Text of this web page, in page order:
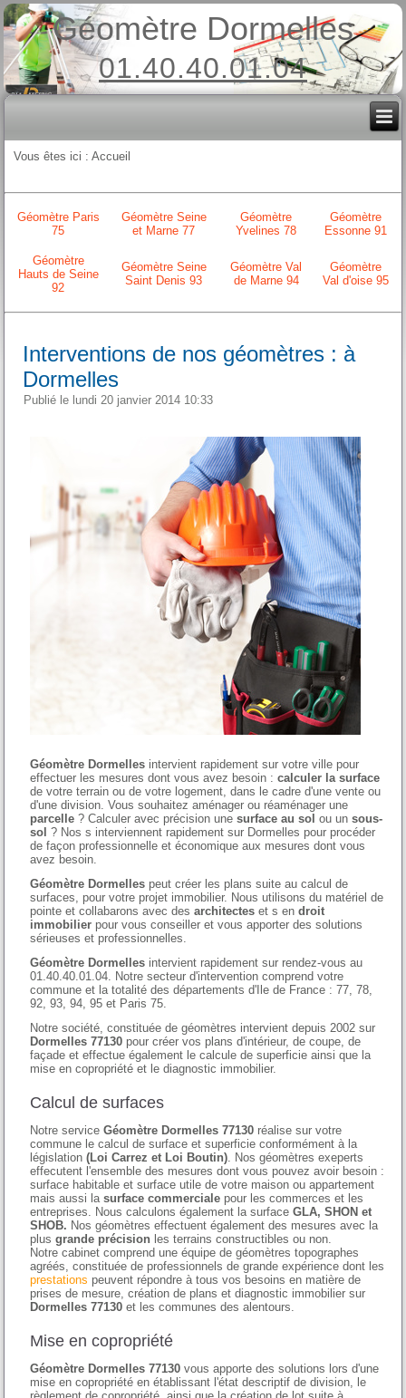
Géomètre Dormelles
01.40.40.01.04
Vous êtes ici :Accueil
Géomètre Paris
75
Géomètre Seine
et Marne 77
Géomètre
Yvelines 78
Géomètre
Essonne 91
Géomètre
Hauts de Seine
92
Géomètre Seine
Saint Denis 93
Géomètre Val
de Marne 94
Géomètre
Val d'oise 95
Interventions de nos géomètres : à
Dormelles
Publié le lundi 20 janvier 2014 10:33
Géomètre Dormelles intervient rapidement sur votre ville pour
effectuer les mesures dont vous avez besoin :calculer la surface
de votre terrain ou de votre logement, dans le cadre d'une vente ou
d'une division. Vous souhaitez aménager ou réaménager une
parcelle ? Calculer avec précision unesurface au sol ou unsous-
sol ? Nos s interviennent rapidement sur Dormelles pour procéder
de façon professionnelle et économique aux mesures dont vous
avez besoin.
Géomètre Dormelles peut créer les plans suite au calcul de
surfaces, pour votre projet immobilier. Nous utilisons du matériel de
pointe et collabarons avec desarchitectes et s endroit
immobilier pour vous conseiller et vous apporter des solutions
sérieuses et professionnelles.
Géomètre Dormelles intervient rapidement sur rendez-vous au
01.40.40.01.04. Notre secteur d'intervention comprend votre
commune et la totalité des départements d'Ile de France : 77, 78,
92, 93, 94, 95 et Paris 75.
Notre société, constituée de géomètres intervient depuis 2002 sur
Dormelles 77130 pour créer vos plans d'intérieur, de coupe, de
façade et effectue également le calcule de superficie ainsi que la
mise en copropriété et le diagnostic immobilier.
Calcul de surfaces
Notre serviceGéomètre Dormelles 77130 réalise sur votre
commune le calcul de surface et superficie conformément à la
législation(Loi Carrez et Loi Boutin). Nos géomètres exeperts
effecutent l'ensemble des mesures dont vous pouvez avoir besoin :
surface habitable et surface utile de votre maison ou appartement
mais aussi lasurface commerciale pour les commerces et les
entreprises. Nous calculons également la surfaceGLA, SHON et
SHOB. Nos géomètres effectuent également des mesures avec la
plusgrande précision les terrains constructibles ou non.
Notre cabinet comprend une équipe de géomètres topographes
agréés, constituée de professionnels de grande expérience dont les
prestations peuvent répondre à tous vos besoins en matière de
prises de mesure, création de plans et diagnostic immobilier sur
Dormelles 77130 et les communes des alentours.
Mise en copropriété
Géomètre Dormelles 77130 vous apporte des solutions lors d'une
mise en copropriété en établissant l'état descriptif de division, le